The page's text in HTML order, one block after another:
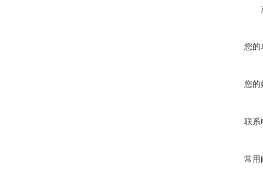
您的
您的
联系
常用